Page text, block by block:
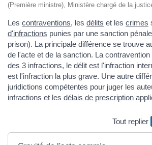
(Première ministre), Ministère chargé de la
Les contraventions, les délits et les crimes
d'infractions punies par une sanction
prison). La principale différence se trouve
de l'acte et de la sanction. La
des 3 infractions, le délit est l'infraction
est l'infraction la plus grave. Une autre
juridictions compétentes pour juger les
infractions et les délais de prescription
Tout replier